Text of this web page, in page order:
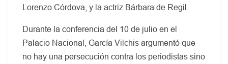
Lorenzo Córdova, y la actriz Bárbara de Regil.
Durante la conferencia del 10 de julio en el
Palacio Nacional, García Vilchis argumentó que
no hay una persecución contra los periodistas sino